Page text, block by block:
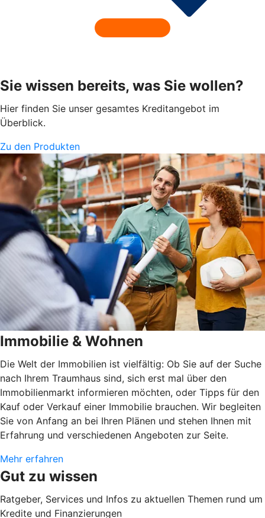
Sie wissen bereits, was Sie wollen?
Hier finden Sie unser gesamtes Kreditangebot im
Überblick.
Zu den Produkten
Immobilie & Wohnen
Die Welt der Immobilien ist vielfältig: Ob Sie auf der Suche
nach Ihrem Traumhaus sind, sich erst mal über den
Immobilienmarkt informieren möchten, oder Tipps für den
Kauf oder Verkauf einer Immobilie brauchen. Wir begleiten
Sie von Anfang an bei Ihren Plänen und stehen Ihnen mit
Erfahrung und verschiedenen Angeboten zur Seite.
Mehr erfahren
Gut zu wissen
Ratgeber, Services und Infos zu aktuellen Themen rund um
Kredite und Finanzierungen